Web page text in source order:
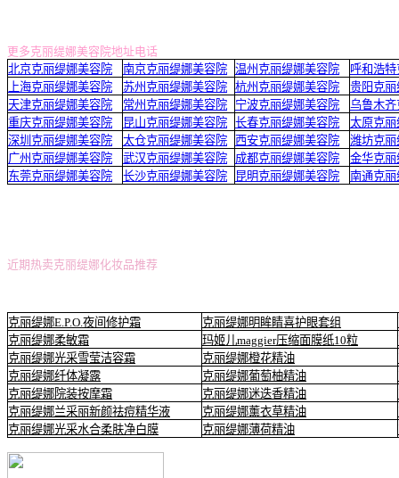
更多克丽缇娜美容院地址电话
北京克丽缇娜美容院
南京克丽缇娜美容院 温州克丽缇娜美容院
呼和浩
上海克丽缇娜美容院
苏州克丽缇娜美容院 杭州克丽缇娜美容院
贵阳克
天津克丽缇娜美容院
常州克丽缇娜美容院 宁波克丽缇娜美容院
乌鲁木
重庆克丽缇娜美容院
昆山克丽缇娜美容院 长春克丽缇娜美容院
太原克
深圳克丽缇娜美容院
太仓克丽缇娜美容院 西安克丽缇娜美容院
潍坊克
广州克丽缇娜美容院
武汉克丽缇娜美容院 成都克丽缇娜美容院
金华克
东莞克丽缇娜美容院
长沙克丽缇娜美容院 昆明克丽缇娜美容院 南通克
近期热卖克丽缇娜化妆品推荐
克丽缇娜E.P.O.夜间修护霜 克丽缇娜明眸睛喜护眼套组
克丽缇娜柔敏霜
玛姬儿maggier压缩面膜纸10粒
克丽缇娜光采雪莹洁容霜
克丽缇娜橙花精油
克丽缇娜纤体凝露
克丽缇娜葡萄柚精油
克丽缇娜院装按摩霜
克丽缇娜迷迭香精油
克丽缇娜兰采丽新颜祛痘精华液
克丽缇娜薰衣草精油
克丽缇娜光采水合柔肤净白膜
克丽缇娜薄荷精油